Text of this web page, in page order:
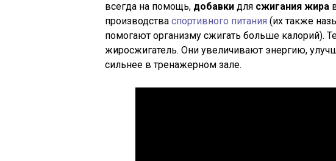
всегда на помощь, добавки для сжигания жира
производства спортивного питания (их также
помогают организму сжигать больше калорий).
жиросжигатель. Они увеличивают энергию,
сильнее в тренажерном зале.